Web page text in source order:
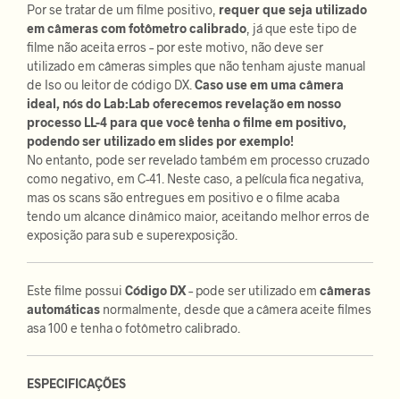
Por se tratar de um filme positivo, requer que seja utilizado
em câmeras com fotômetro calibrado , já que este tipo de
filme não aceita erros – por este motivo, não deve ser
utilizado em câmeras simples que não tenham ajuste manual
de Iso ou leitor de código DX. Caso use em uma câmera
ideal, nós do Lab:Lab oferecemos revelação em nosso
processo LL-4 para que você tenha o filme em positivo,
podendo ser utilizado em slides por exemplo!
No entanto, pode ser revelado também em processo cruzado
como negativo, em C-41. Neste caso, a película fica negativa,
mas os scans são entregues em positivo e o filme acaba
tendo um alcance dinâmico maior, aceitando melhor erros de
exposição para sub e superexposição.
Este filme possui Código DX– pode ser utilizado em câmeras
automáticas normalmente, desde que a câmera aceite filmes
asa 100 e tenha o fotômetro calibrado.
ESPECIFICAÇÕES